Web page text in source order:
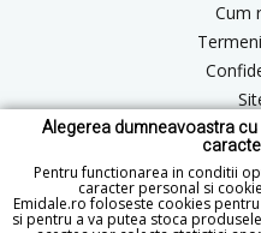
Alegerea dumneavoastra
Pentru functionarea in conditii
caracter personal si
Emidale.ro foloseste cookies
si pentru a va putea stoca
Cum